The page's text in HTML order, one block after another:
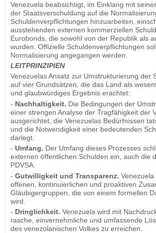
Venezuela beabsichtigt, im Einklang mit
der Staatsverschuldung auf die
Schuldenverpflichtungen hinzuarbeiten,
ausstehenden externen kommerziellen
Eurobonds, die sowohl von der Republik als
wurden. Offizielle Schuldenverpflichtungen
Normalisierung angegangen werden.
LEITPRINZIPIEN
Venezuelas Ansatz zur Umstrukturierung der
auf vier Grundsätzen, die das Land als
und glaubwürdiges Ergebnis erachtet:
- Nachhaltigkeit. Die Bedingungen der
einer strengen Analyse der Tragfähigkeit der
ausgerichtet, die Venezuelas Bedürfnissen
und die Notwendigkeit einer bedeutenden
darlegt.
- Umfang. Der Umfang dieses Prozesses
externen öffentlichen Schulden ein, auch die
PDVSA.
- Gutwilligkeit und Transparenz.
offenen, kontinuierlichen und proaktiven
Gläubigergruppen, die von einem formellen
wird.
- Dringlichkeit. Venezuela wird mit
rasche, einvernehmliche und umfassende
des venezolanischen Volkes zu erreichen.